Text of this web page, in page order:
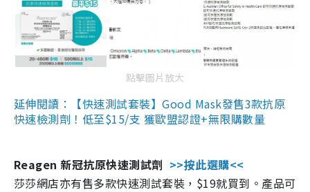
點擊圖片放大
延伸閱讀：【快速測試套裝】Good Mask發售3款抗原
快速檢測劑！低至$15/支 獲歐盟認證+無限購數量
Reagen 新冠抗原快速測試劑 >>按此選購<<
莎莎網店亦有售多款快速測試套裝，$19就買到。產品可